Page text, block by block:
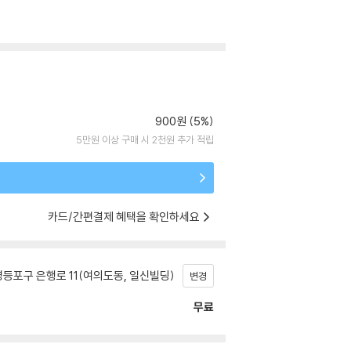
900원 (5%)
5만원 이상 구매 시 2천원 추가 적립
카드/간편결제 혜택을 확인하세요
포구 은행로 11(여의도동, 일신빌딩) 변경
무료